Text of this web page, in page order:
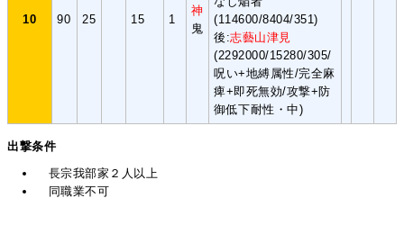
10 90 25 15 1
神
鬼
(114600/8404/351)
後:志藝山津見
(2292000/15280/305/
呪い+地縛属性/完全麻
痺+即死無効/攻撃+防
御低下耐性・中)
出撃条件
長宗我部家２人以上
同職業不可